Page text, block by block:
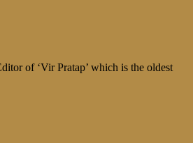
of ‘Vir Pratap’ which is the oldest